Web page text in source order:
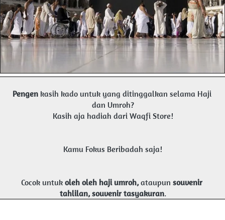
Pengen kasih kado untuk yang ditinggalkan selama Haji
dan Umroh?
Kasih aja hadiah dari Waqfi Store!
Kamu Fokus Beribadah saja!
Cocok untuk oleh oleh haji umroh, ataupun souvenir
tahlilan, souvenir tasyakuran.